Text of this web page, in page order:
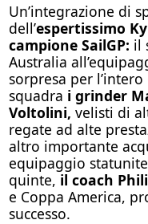
Un’integrazione di
dell’espertissimo
campione SailGP: il
Australia
sorpresa per
squadra i grinder
Voltolini, velisti di
regate ad alte
altro importante
equipaggio
quinte, il coach
e Coppa America,
successo.